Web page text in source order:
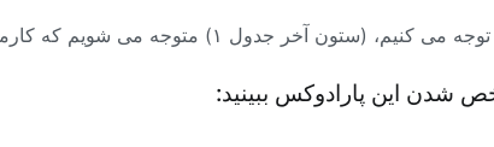
۱) متوجه می شویم که کارمند “ب” بهتر عمل کرده است .